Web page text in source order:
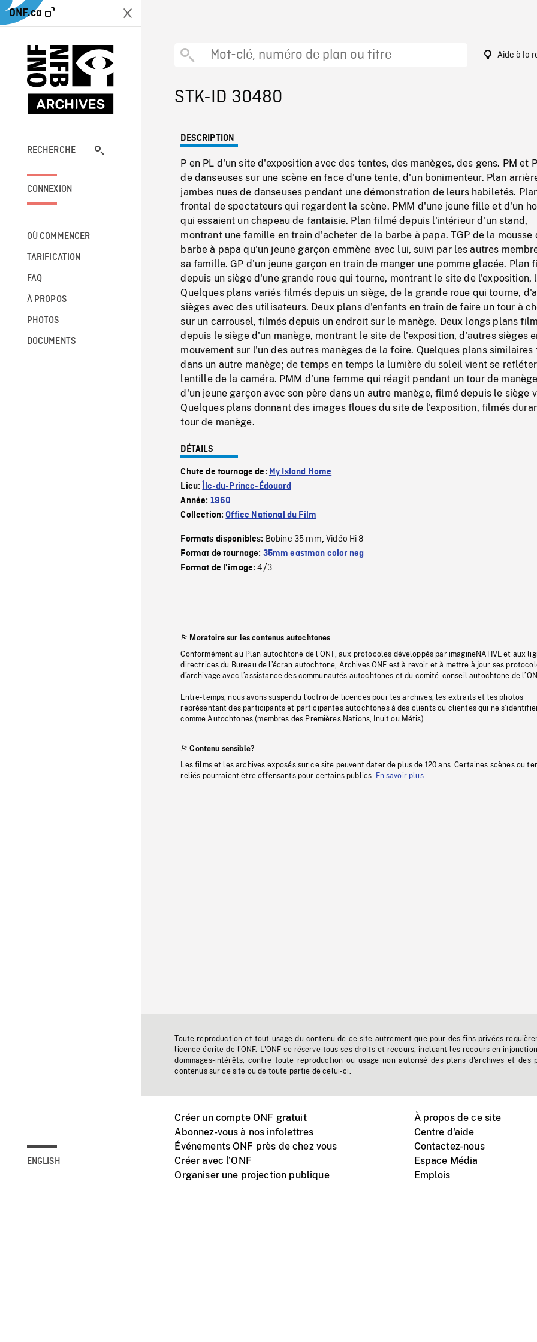
ONF.ca
RECHERCHE
CONNEXION
OÙ COMMENCER
TARIFICATION
FAQ
À PROPOS
PHOTOS
DOCUMENTS
ENGLISH
Aide à la
STK-ID 30480
DESCRIPTION
P en PL d'un site d'exposition avec des tentes, des manèges, des gens. PM et
de danseuses sur une scène en face d'une tente, d'un bonimenteur. Plan
jambes nues de danseuses pendant une démonstration de leurs habiletés.
frontal de spectateurs qui regardent la scène. PMM d'une jeune fille et d'un
qui essaient un chapeau de fantaisie. Plan filmé depuis l'intérieur d'un stand,
montrant une famille en train d'acheter de la barbe à papa. TGP de la mousse
barbe à papa qu'un jeune garçon emmène avec lui, suivi par les autres
sa famille. GP d'un jeune garçon en train de manger une pomme glacée. Plan
depuis un siège d'une grande roue qui tourne, montrant le site de l'exposition,
Quelques plans variés filmés depuis un siège, de la grande roue qui tourne,
sièges avec des utilisateurs. Deux plans d'enfants en train de faire un tour à
sur un carrousel, filmés depuis un endroit sur le manège. Deux longs plans
depuis le siège d'un manège, montrant le site de l'exposition, d'autres sièges
mouvement sur l'un des autres manèges de la foire. Quelques plans similaires
dans un autre manège; de temps en temps la lumière du soleil vient se
lentille de la caméra. PMM d'une femme qui réagit pendant un tour de
d'un jeune garçon avec son père dans un autre manège, filmé depuis le siège
Quelques plans donnant des images floues du site de l'exposition, filmés
tour de manège.
DÉTAILS
Chute de tournage de: My Island Home
Lieu:
Île-du-Prince-Édouard
Année: 1960
Collection:Office National du Film
Formats disponibles: Bobine 35 mm,Vidéo Hi 8
Format de tournage: 35mm eastman color neg
Format de l'image:4/3
Moratoire sur les contenus autochtones
Conformément au Plan autochtone de l’ONF, aux protocoles développés par imagineNATIVE et aux
directrices du Bureau de l’écran autochtone, Archives ONF est à revoir et à mettre à jour ses
d’archivage avec l’assistance des communautés autochtones et du comité-conseil autochtone de
Entre-temps, nous avons suspendu l’octroi de licences pour les archives, les extraits et les photos
représentant des participants et participantes autochtones à des clients ou clientes qui ne
comme Autochtones (membres des Premières Nations, Inuit ou Métis).
Contenu sensible?
Les films et les archives exposés sur ce site peuvent dater de plus de 120 ans. Certaines scènes ou
reliés pourraient être offensants pour certains publics. En savoir plus
Toute reproduction et tout usage du contenu de ce site autrement que pour des fins privées
licence écrite de l'ONF. L'ONF se réserve tous ses droits et recours, incluant les recours en
dommages-intérêts, contre toute reproduction ou usage non autorisé des plans d'archives et des
contenus sur ce site ou de toute partie de celui-ci.
Créer un compte ONF gratuit
Abonnez-vous à nos infolettres
Événements ONF près de chez vous
Créer avec l’ONF
Organiser une projection publique
À propos de ce site
Centre d'aide
Contactez-nous
Espace Média
Emplois